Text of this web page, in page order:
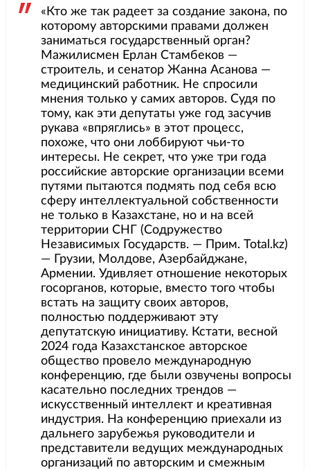
«Кто же так радеет за создание закона, по
которому авторскими правами должен
заниматься государственный орган?
Мажилисмен Ерлан Стамбеков —
строитель, и сенатор Жанна Асанова —
медицинский работник. Не спросили
мнения только у самих авторов. Судя по
тому, как эти депутаты уже год засучив
рукава «впряглись» в этот процесс,
похоже, что они лоббируют чьи-то
интересы. Не секрет, что уже три года
российские авторские организации всеми
путями пытаются подмять под себя всю
сферу интеллектуальной собственности
не только в Казахстане, но и на всей
территории СНГ (Содружество
Независимых Государств. — Прим. Total.kz)
— Грузии, Молдове, Азербайджане,
Армении. Удивляет отношение некоторых
госорганов, которые, вместо того чтобы
встать на защиту своих авторов,
полностью поддерживают эту
депутатскую инициативу. Кстати, весной
2024 года Казахстанское авторское
общество провело международную
конференцию, где были озвучены вопросы
касательно последних трендов —
искусственный интеллект и креативная
индустрия. На конференцию приехали из
дальнего зарубежья руководители и
представители ведущих международных
организаций по авторским и смежным